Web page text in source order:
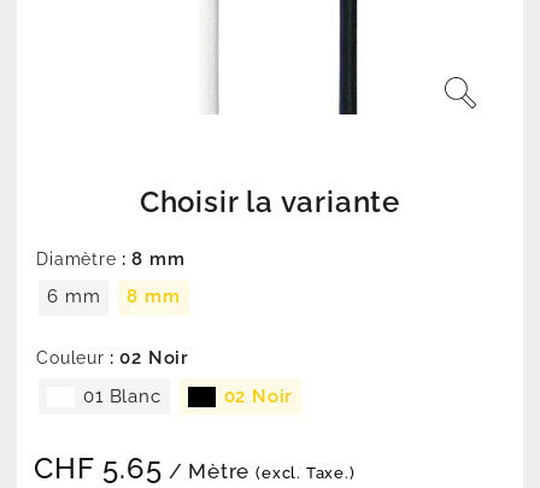
Choisir la variante
Diamètre : 8 mm
6 mm
8 mm
Couleur : 02 Noir
01 Blanc
02 Noir
CHF 5.65 / Mètre (excl. Taxe.)